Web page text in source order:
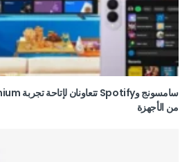
من الأجهزة